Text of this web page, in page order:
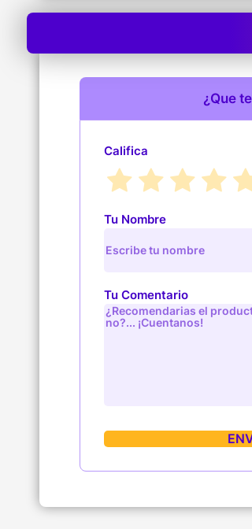
¿Que
Califica
Tu Nombre
Tu Comentario